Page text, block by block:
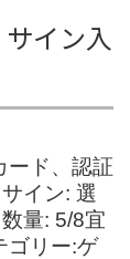
イン入
ード、認証
イン: 選
量: 5/8宜
ゴリー:ゲ